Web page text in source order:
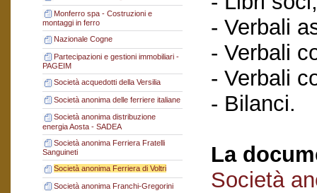
Monferro spa - Costruzioni e
montaggi in ferro
Nazionale Cogne
Partecipazioni e gestioni immobiliari -
PAGEIM
Società acquedotti della Versilia
Società anonima delle ferriere italiane
Società anonima distribuzione
energia Aosta - SADEA
Società anonima Ferriera Fratelli
Sanguineti
Società anonima Ferriera di Voltri
Società anonima Franchi-Gregorini
- Verbali
- Verbali
- Verbali
- Bilanci.
La
Società